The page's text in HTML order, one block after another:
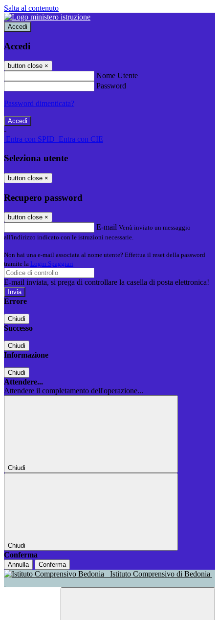
Salta al contenuto
Accedi
Accedi
button close ×
Nome Utente
Password
Password dimenticata?
-
Entra con SPID Entra con CIE
Seleziona utente
button close ×
Recupero password
button close ×
E-mail Verrà inviato un messaggio
all'indirizzo indicato con le istruzioni necessarie.
Non hai una e-mail associata al nome utente? Effettua il reset della password
tramite la Login Spaggiari
E-mail inviata, si prega di controllare la casella di posta elettronica!
Errore
Chiudi
Successo
Chiudi
Informazione
Chiudi
Attendere...
Attendere il completamento dell'operazione...
Chiudi
Chiudi
Conferma
Annulla Conferma
Istituto Comprensivo di Bedonia